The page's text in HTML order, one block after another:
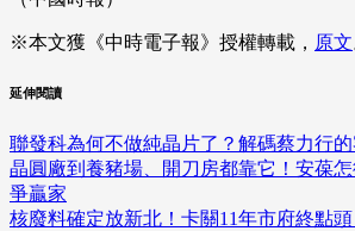
※本文獲《中時電子報》授權轉載， 原文
延伸閱讀
聯發科為何不做純晶片了？解碼蔡力行
晶圓廠到養豬場、開刀房都靠它！安葆
爭贏家
核廢料確定放新北！卡關11年市府終點